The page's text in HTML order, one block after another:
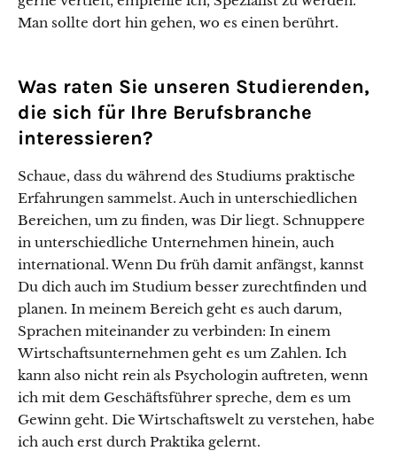
Man sollte dort hin gehen, wo es einen berührt.
Was raten Sie unseren Studierenden,
die sich für Ihre Berufsbranche
interessieren?
Schaue, dass du während des Studiums praktische
Erfahrungen sammelst. Auch in unterschiedlichen
Bereichen, um zu finden, was Dir liegt. Schnuppere
in unterschiedliche Unternehmen hinein, auch
international. Wenn Du früh damit anfängst, kannst
Du dich auch im Studium besser zurechtfinden und
planen. In meinem Bereich geht es auch darum,
Sprachen miteinander zu verbinden: In einem
Wirtschaftsunternehmen geht es um Zahlen. Ich
kann also nicht rein als Psychologin auftreten, wenn
ich mit dem Geschäftsführer spreche, dem es um
Gewinn geht. Die Wirtschaftswelt zu verstehen, habe
ich auch erst durch Praktika gelernt.